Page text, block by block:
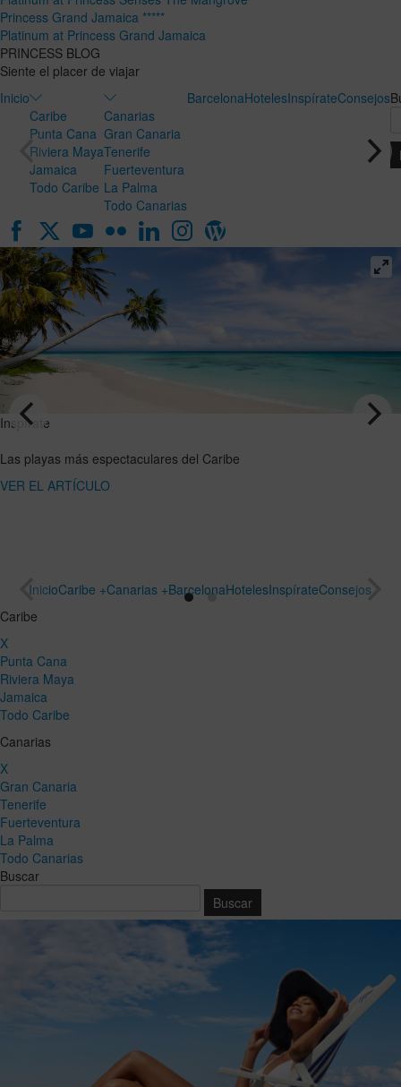
Princess Grand Jamaica *****
Platinum at Princess Grand Jamaica
PRINCESS BLOG
Siente el placer de viajar
Inicio
Caribe
Punta Cana
Riviera Maya
Jamaica
Todo Caribe
Canarias
Gran Canaria
Tenerife
Fuerteventura
La Palma
Todo Canarias
BarcelonaHotelesInspírateConsejos
Inspírate
VER EL
miel en
ideal para
InicioCaribe +Canarias +BarcelonaHotelesInspírateConsejos
Caribe
X
Punta Cana
Riviera Maya
Jamaica
Todo Caribe
Canarias
X
Gran Canaria
Tenerife
Fuerteventura
La Palma
Todo Canarias
Buscar